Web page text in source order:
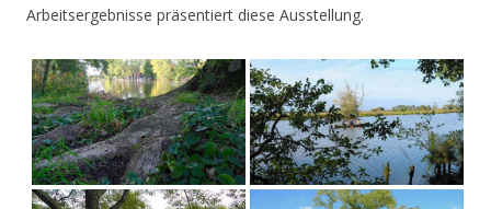
Arbeitsergebnisse präsentiert diese Ausstellung.